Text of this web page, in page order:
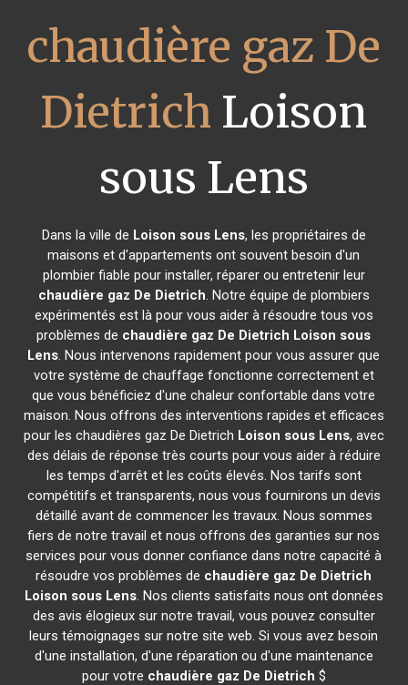
chaudière gaz De
Dietrich Loison
sous Lens
Dans la ville de Loison sous Lens, les propriétaires de
maisons et d'appartements ont souvent besoin d'un
plombier fiable pour installer, réparer ou entretenir leur
chaudière gaz De Dietrich. Notre équipe de plombiers
expérimentés est là pour vous aider à résoudre tous vos
problèmes de chaudière gaz De Dietrich Loison sous
Lens. Nous intervenons rapidement pour vous assurer que
votre système de chauffage fonctionne correctement et
que vous bénéficiez d'une chaleur confortable dans votre
maison. Nous offrons des interventions rapides et efficaces
pour les chaudières gaz De Dietrich Loison sous Lens, avec
des délais de réponse très courts pour vous aider à réduire
les temps d'arrêt et les coûts élevés. Nos tarifs sont
compétitifs et transparents, nous vous fournirons un devis
détaillé avant de commencer les travaux. Nous sommes
fiers de notre travail et nous offrons des garanties sur nos
services pour vous donner confiance dans notre capacité à
résoudre vos problèmes de chaudière gaz De Dietrich
Loison sous Lens. Nos clients satisfaits nous ont données
des avis élogieux sur notre travail, vous pouvez consulter
leurs témoignages sur notre site web. Si vous avez besoin
d'une installation, d'une réparation ou d'une maintenance
pour votre chaudière gaz De Dietrich $